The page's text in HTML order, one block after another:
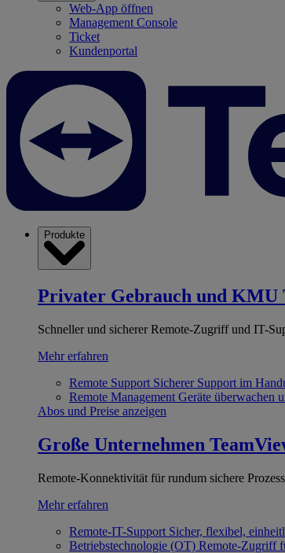
Web-App öffnen
Management Console
Ticket
Kundenportal
Produkte
Privater Gebrauch und KMU
Schneller und sicherer Remote-Zugriff und IT-
Mehr erfahren
Remote Support Sicherer Support im
Remote Management Geräte überwachen
Abos und Preise anzeigen
Große Unternehmen
Remote-Konnektivität für rundum sichere
Mehr erfahren
Remote-IT-Support Sicher, flexibel,
Betriebstechnologie (OT) Remote-Zugriff